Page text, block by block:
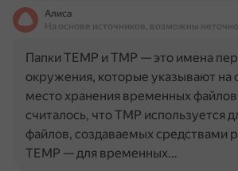
Алиса
На основе источников, возможны
Папки TEMP и TMP — это имена
окружения, которые указывают на
место хранения временных
считалось, что TMP используется
файлов, создаваемых средствами
TEMP — для временных…